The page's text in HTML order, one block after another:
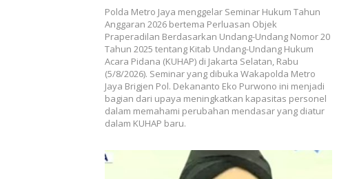
Polda Metro Jaya menggelar Seminar Hukum Tahun
Anggaran 2026 bertema Perluasan Objek
Praperadilan Berdasarkan Undang-Undang Nomor 20
Tahun 2025 tentang Kitab Undang-Undang Hukum
Acara Pidana (KUHAP) di Jakarta Selatan, Rabu
(5/8/2026). Seminar yang dibuka Wakapolda Metro
Jaya Brigjen Pol. Dekananto Eko Purwono ini menjadi
bagian dari upaya meningkatkan kapasitas personel
dalam memahami perubahan mendasar yang diatur
dalam KUHAP baru.